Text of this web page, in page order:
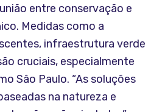
entre conservação e
Medidas como a
infraestrutura verde
cruciais, especialmente
São Paulo. “As soluções
na natureza e